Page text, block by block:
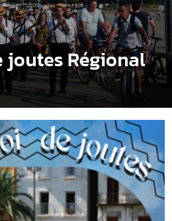
joutes Régional